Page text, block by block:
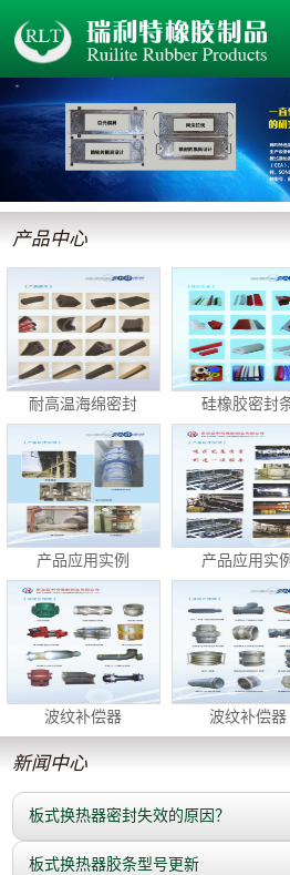
产品中心
耐高温海绵密封 硅橡胶密封
产品应用实例 产品应用实例
波纹补偿器 波纹补偿器
新闻中心
板式换热器密封失效的原因？
板式换热器胶条型号更新